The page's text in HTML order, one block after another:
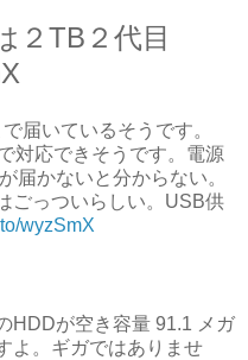
２TB２代目
届いているそうです。
対応できそうです。電源
届かないと分からない。
ごっついらしい。USB供
wyzSmX
HDDが空き容量 91.1 メガ
よ。ギガではありませ